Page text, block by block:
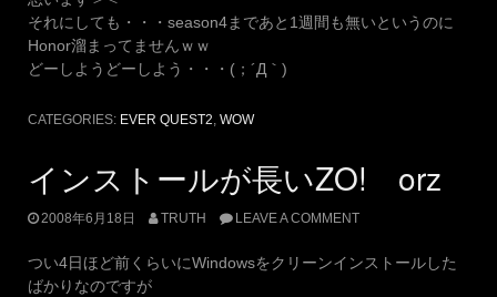
それにしても・・・season4まであと1週間も無いというのに
Honor溜まってませんｗｗ
どーしようどーしよう・・・(；´Д｀)
CATEGORIES: EVER QUEST2, WOW
インストールが長いZO! orz
2008年6月18日 TRUTH LEAVE A COMMENT
つい4日ほど前くらいにWindowsをクリーンインストールした
ばかりなのですが